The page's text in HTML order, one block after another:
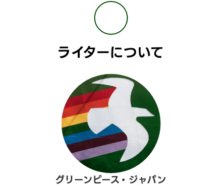
ライターについて
グリーンピース・ジャパン